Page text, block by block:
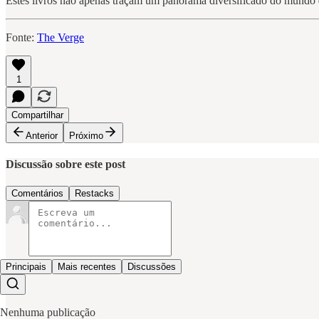
Fonte: The Verge
1
Compartilhar
Anterior
Próximo
Discussão sobre este post
Comentários Restacks
Principais Mais recentes Discussões
Nenhuma publicação